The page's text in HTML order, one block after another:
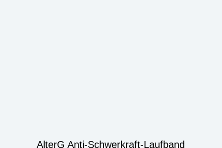
AlterG Anti-Schwerkraft-Laufband